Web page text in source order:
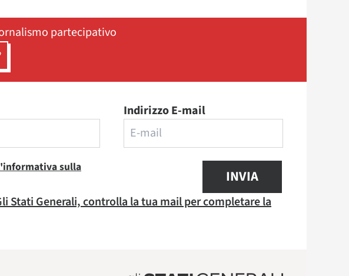
partecipativo
Indirizzo E-mail
sulla
INVIA
Stati Generali, controlla la tua mail per completare la